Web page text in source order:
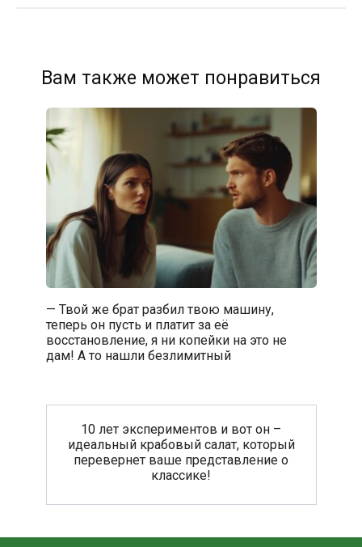
Вам также может понравиться
— Твой же брат разбил твою машину,
теперь он пусть и платит за её
восстановление, я ни копейки на это не
дам! А то нашли безлимитный
10 лет экспериментов и вот он –
идеальный крабовый салат, который
перевернет ваше представление о
классике!